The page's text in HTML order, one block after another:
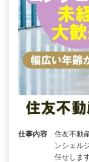
仕事内容
住友不動
ンシェル
任せしま